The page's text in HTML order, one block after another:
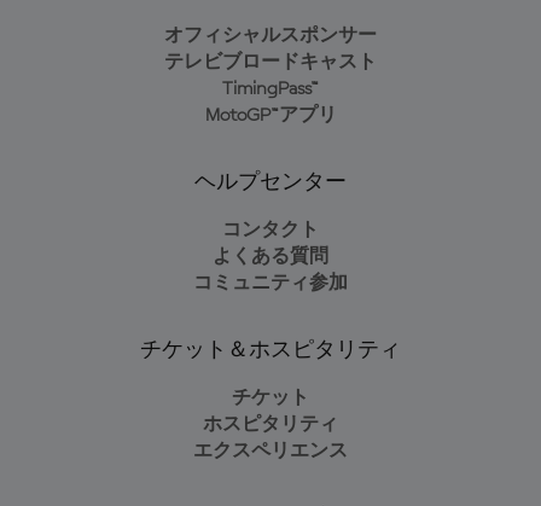
オフィシャルスポンサー
テレビブロードキャスト
TimingPass™
MotoGP™アプリ
ヘルプセンター
コンタクト
よくある質問
コミュニティ参加
チケット＆ホスピタリティ
チケット
ホスピタリティ
エクスペリエンス